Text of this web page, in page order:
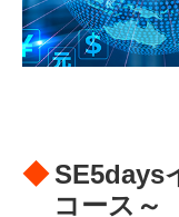
SE5days
コース～